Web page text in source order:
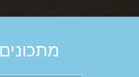
מתכונים